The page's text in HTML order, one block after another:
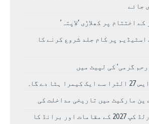
جائے
اختتام پر کھلاڑی ‘لاپتہ’
پر کام جلد شروع کرنے کا
گرمی’ کی لپیٹ میں
دے گا.
ین مارکیٹ میں تاریخی مداخلت کی
مردوں کے کرکٹ ورلڈ کپ 2027 کے مقامات اور برانڈ کا